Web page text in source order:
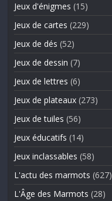
Jeux d'énigmes (15)
Jeux de cartes (229)
Jeux de dés (52)
Jeux de dessin (7)
Jeux de lettres (6)
Jeux de plateaux (273)
Jeux de tuiles (56)
Jeux éducatifs (14)
Jeux inclassables (58)
L'actu des marmots (627)
L'Âge des Marmots (28)